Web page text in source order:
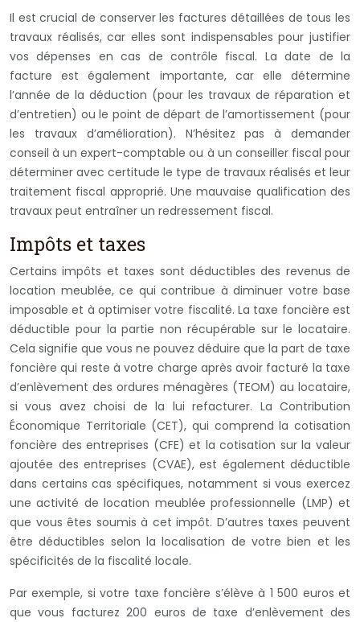
Il est crucial de conserver les factures détaillées de tous les
travaux réalisés, car elles sont indispensables pour justifier
vos dépenses en cas de contrôle fiscal. La date de la
facture est également importante, car elle détermine
l’année de la déduction (pour les travaux de réparation et
d’entretien) ou le point de départ de l’amortissement (pour
les travaux d’amélioration). N’hésitez pas à demander
conseil à un expert-comptable ou à un conseiller fiscal pour
déterminer avec certitude le type de travaux réalisés et leur
traitement fiscal approprié. Une mauvaise qualification des
travaux peut entraîner un redressement fiscal.
Impôts et taxes
Certains impôts et taxes sont déductibles des revenus de
location meublée, ce qui contribue à diminuer votre base
imposable et à optimiser votre fiscalité. La taxe foncière est
déductible pour la partie non récupérable sur le locataire.
Cela signifie que vous ne pouvez déduire que la part de taxe
foncière qui reste à votre charge après avoir facturé la taxe
d’enlèvement des ordures ménagères (TEOM) au locataire,
si vous avez choisi de la lui refacturer. La Contribution
Économique Territoriale (CET), qui comprend la cotisation
foncière des entreprises (CFE) et la cotisation sur la valeur
ajoutée des entreprises (CVAE), est également déductible
dans certains cas spécifiques, notamment si vous exercez
une activité de location meublée professionnelle (LMP) et
que vous êtes soumis à cet impôt. D’autres taxes peuvent
être déductibles selon la localisation de votre bien et les
spécificités de la fiscalité locale.
Par exemple, si votre taxe foncière s’élève à 1 500 euros et
que vous facturez 200 euros de taxe d’enlèvement des